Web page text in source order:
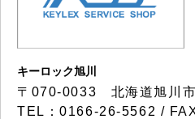
キーロック旭川
〒070-0033 北海道旭川
TEL：0166-26-5562 /